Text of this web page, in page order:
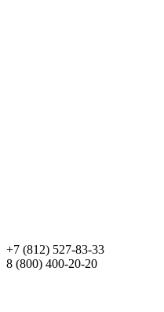
+7 (812) 527-83-33
8 (800) 400-20-20